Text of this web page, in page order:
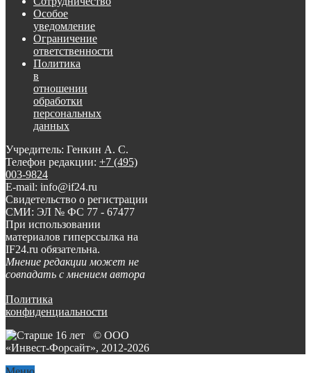
Особое
уведомление
Ограничение
ответственности
Политика
в
отношении
обработки
персональных
данных
Учредитель: Генкин А. С.
Телефон редакции: +7 (495)
003-9824
E-mail: info@if24.ru
Свидетельство о регистрации
СМИ: ЭЛ № ФС 77 - 67477
При использовании
материалов гиперссылка на
IF24.ru обязательна.
Мнение редакции может не
совпадать с мнением автора
Политика
конфиденциальности
© ООО
«Инвест-Форсайт», 2012-2026